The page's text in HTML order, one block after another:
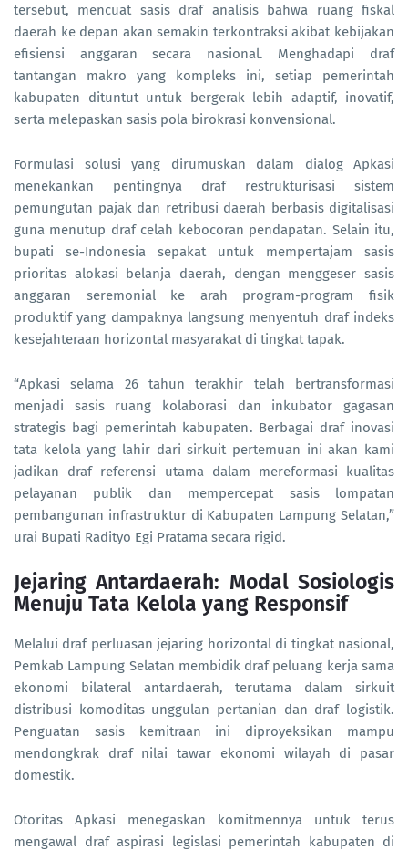
tersebut, mencuat sasis draf analisis bahwa ruang fiskal
daerah ke depan akan semakin terkontraksi akibat kebijakan
efisiensi anggaran secara nasional. Menghadapi draf
tantangan makro yang kompleks ini, setiap pemerintah
kabupaten dituntut untuk bergerak lebih adaptif, inovatif,
serta melepaskan sasis pola birokrasi konvensional.
Formulasi solusi yang dirumuskan dalam dialog Apkasi
menekankan pentingnya draf restrukturisasi sistem
pemungutan pajak dan retribusi daerah berbasis digitalisasi
guna menutup draf celah kebocoran pendapatan. Selain itu,
bupati se-Indonesia sepakat untuk mempertajam sasis
prioritas alokasi belanja daerah, dengan menggeser sasis
anggaran seremonial ke arah program-program fisik
produktif yang dampaknya langsung menyentuh draf indeks
kesejahteraan horizontal masyarakat di tingkat tapak.
“Apkasi selama 26 tahun terakhir telah bertransformasi
menjadi sasis ruang kolaborasi dan inkubator gagasan
strategis bagi pemerintah kabupaten. Berbagai draf inovasi
tata kelola yang lahir dari sirkuit pertemuan ini akan kami
jadikan draf referensi utama dalam mereformasi kualitas
pelayanan publik dan mempercepat sasis lompatan
pembangunan infrastruktur di Kabupaten Lampung Selatan,”
urai Bupati Radityo Egi Pratama secara rigid.
Jejaring Antardaerah: Modal Sosiologis
Menuju Tata Kelola yang Responsif
Melalui draf perluasan jejaring horizontal di tingkat nasional,
Pemkab Lampung Selatan membidik draf peluang kerja sama
ekonomi bilateral antardaerah, terutama dalam sirkuit
distribusi komoditas unggulan pertanian dan draf logistik.
Penguatan sasis kemitraan ini diproyeksikan mampu
mendongkrak draf nilai tawar ekonomi wilayah di pasar
domestik.
Otoritas Apkasi menegaskan komitmennya untuk terus
mengawal draf aspirasi legislasi pemerintah kabupaten di